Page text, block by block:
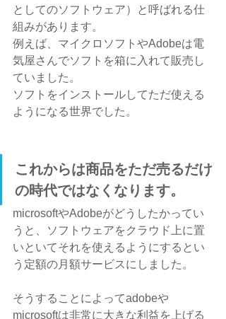
としてのソフトウェア）と呼ばれる仕
組みがあります。
例えば、マイクロソフトやAdobeは電
気屋さんでソフトを箱に入れて販売し
ていました。
ソフトをインストールしてただ使える
ようになる世界でした。
これからは商品をただ売るだけ
の時代ではなくなります。
microsoftやAdobeがどうしたかってい
うと、ソフトウェアをクラウド上に置
いといてそれを使えるようにするとい
う定額の月額サービスにしました。
そうすることによってadobeや
microsoftは非常に大きな利益を上げる